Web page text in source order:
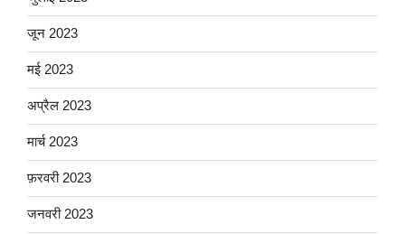
जून 2023
मई 2023
अप्रैल 2023
मार्च 2023
फ़रवरी 2023
जनवरी 2023